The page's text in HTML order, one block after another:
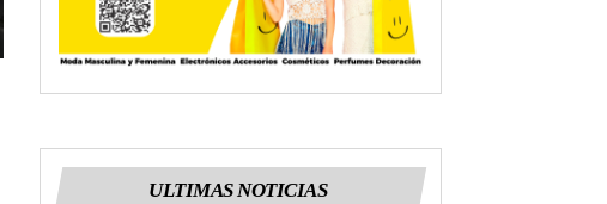
ULTIMAS NOTICIAS